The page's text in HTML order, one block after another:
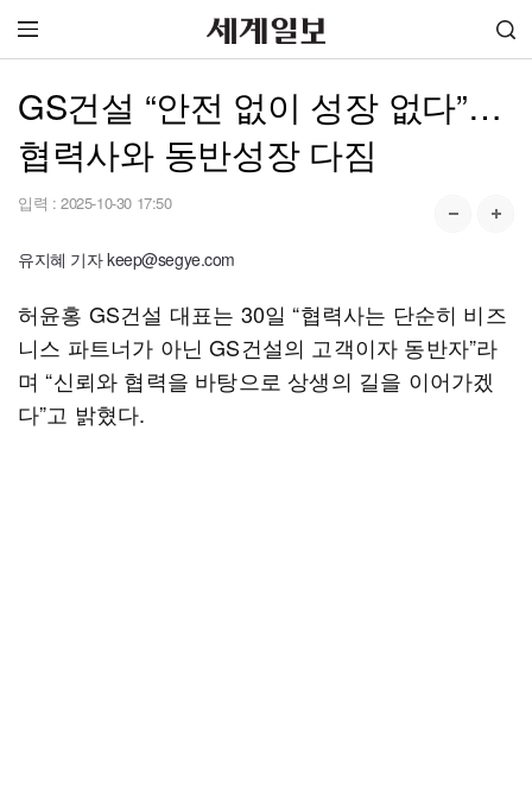
GS건설 “안전 없이 성장 없다”…
협력사와 동반성장 다짐
입력 : 2025-10-30 17:50
유지혜 기자 keep@segye.com
허윤홍 GS건설 대표는 30일 “협력사는 단순히 비즈
니스 파트너가 아닌 GS건설의 고객이자 동반자”라
며 “신뢰와 협력을 바탕으로 상생의 길을 이어가겠
다”고 밝혔다.